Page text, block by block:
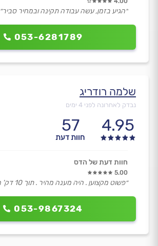
053-6281789
״הגיע בזמן, עשה עבודה תקינה ובמחיר סביר״
שלמה רודריג
נבדק לאחרונה לפני 4 ימים
4.95
57
חוות דעת
053-9867324
חוות דעת של הדס
5.00
״פשוט מקצוען . היה מענה מהיר . תוך 10 דק' הגיע אלי״